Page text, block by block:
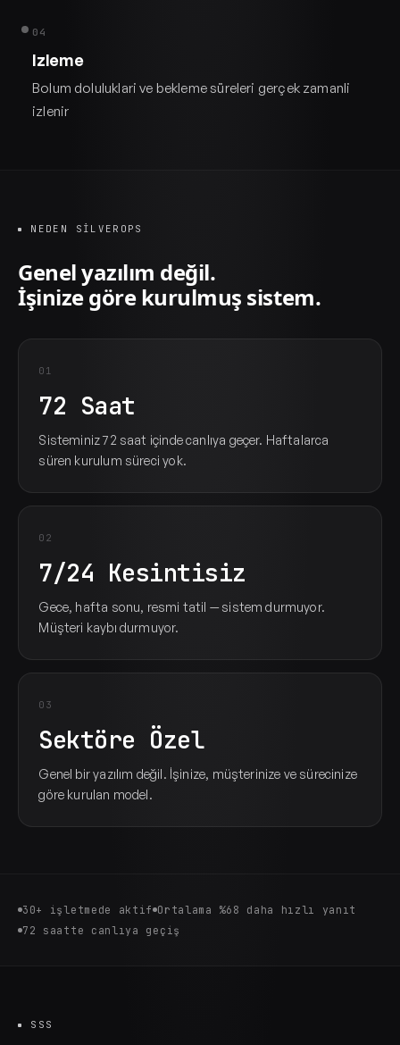
04
Izleme
Bolum doluluklari ve bekleme süreleri gerçek zamanli
izlenir
NEDEN SILVEROPS
Genel yazılım değil.
İşinize göre kurulmuş sistem.
01
72 Saat
Sisteminiz 72 saat içinde canlıya geçer. Haftalarca
süren kurulum süreci yok.
02
7/24 Kesintisiz
Gece, hafta sonu, resmi tatil — sistem durmuyor.
Müşteri kaybı durmuyor.
03
Sektöre Özel
Genel bir yazılım değil. İşinize, müşterinize ve sürecinize
göre kurulan model.
30+ işletmede aktif Ortalama %68 daha hızlı yanıt
72 saatte canlıya geçiş
SSS